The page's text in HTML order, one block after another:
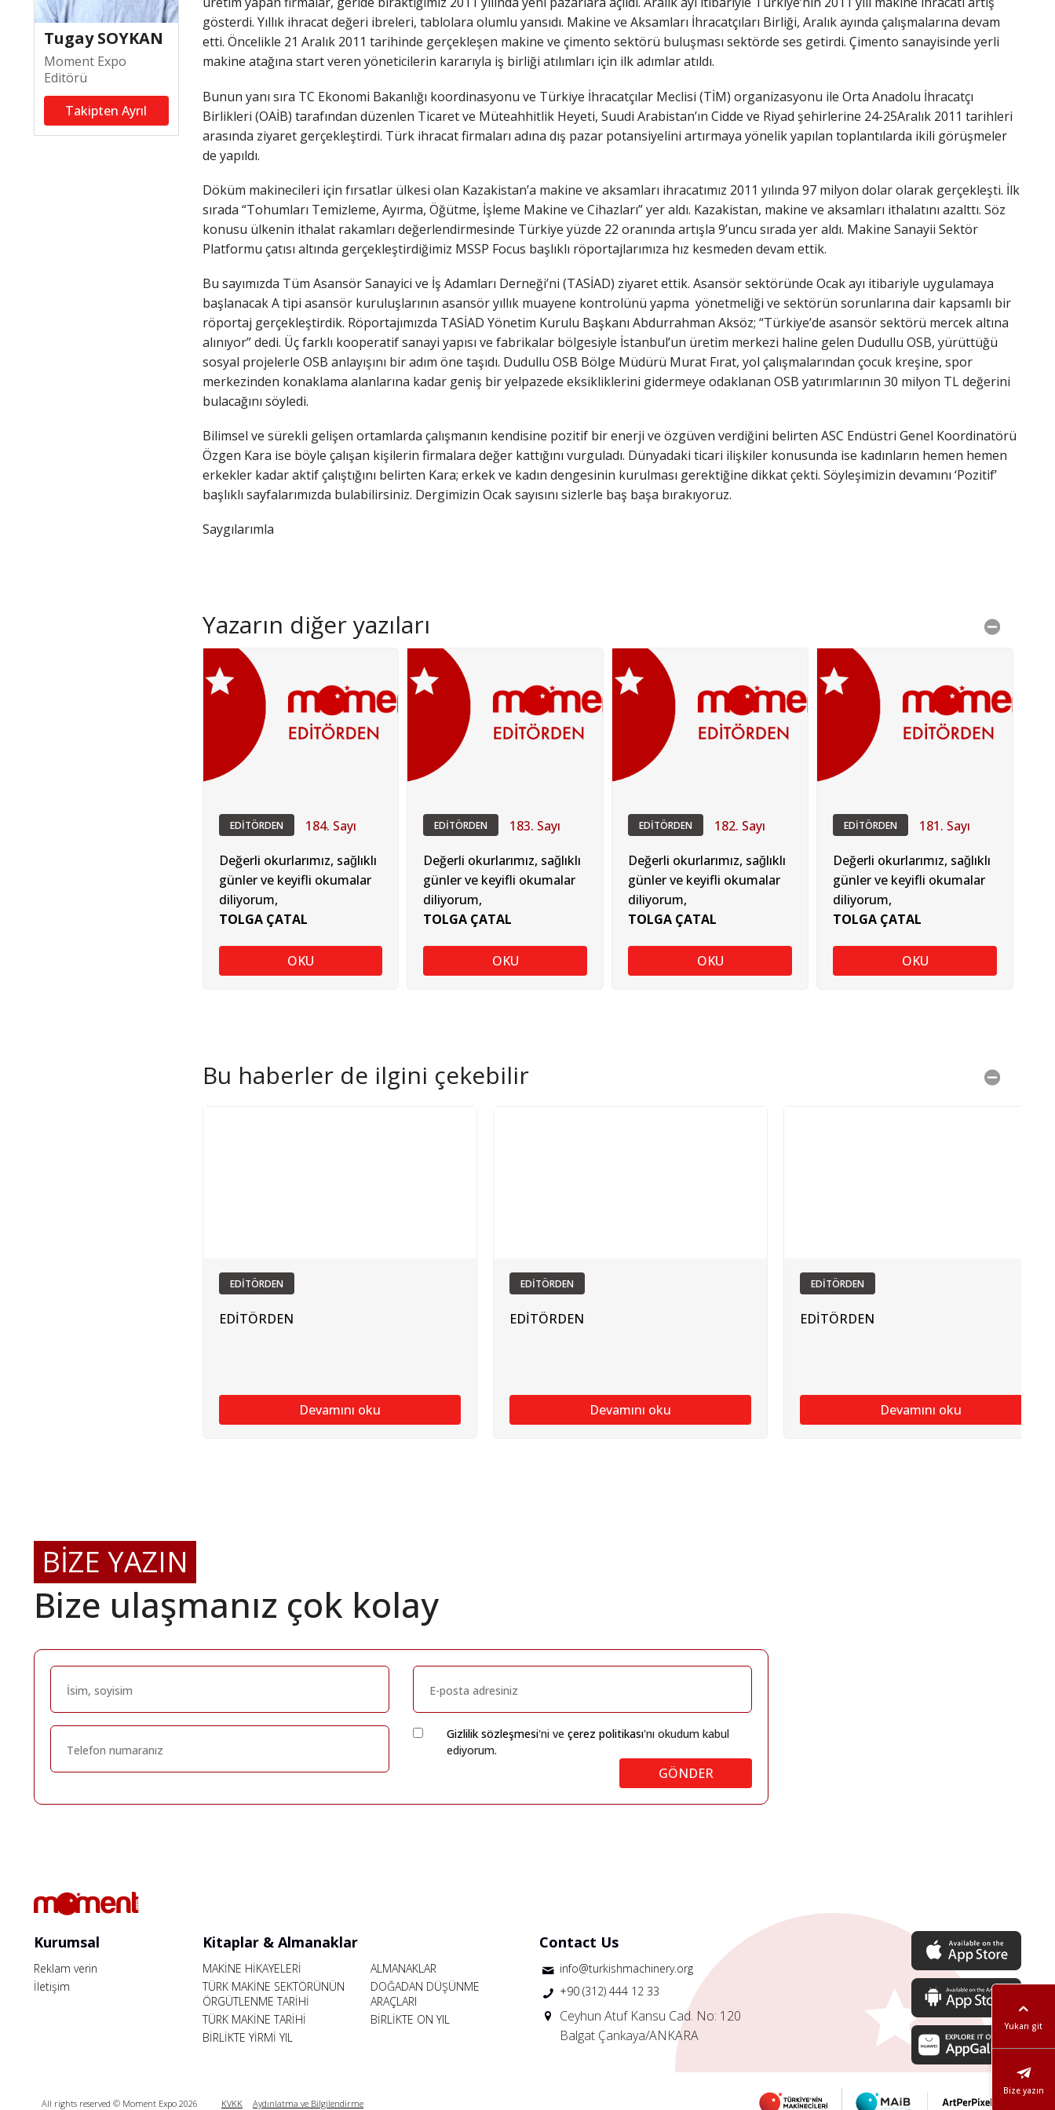
Tugay SOYKAN
Moment Expo
Editörü
Takipten Ayrıl
gösterdi. Yıllık ihracat değeri ibreleri, tablolara olumlu yansıdı. Makine ve Aksamları İhracatçıları Birliği, Aralık ayında çalışmalarına devam
etti. Öncelikle 21 Aralık 2011 tarihinde gerçekleşen makine ve çimento sektörü buluşması sektörde ses getirdi. Çimento sanayisinde yerli
makine atağına start veren yöneticilerin kararıyla iş birliği atılımları için ilk adımlar atıldı.
Bunun yanı sıra TC Ekonomi Bakanlığı koordinasyonu ve Türkiye İhracatçılar Meclisi (TİM) organizasyonu ile Orta Anadolu İhracatçı
Birlikleri (OAİB) tarafından düzenlen Ticaret ve Müteahhitlik Heyeti, Suudi Arabistan’ın Cidde ve Riyad şehirlerine 24-25Aralık 2011 tarihleri
arasında ziyaret gerçekleştirdi. Türk ihracat firmaları adına dış pazar potansiyelini artırmaya yönelik yapılan toplantılarda ikili görüşmeler
de yapıldı.
Döküm makinecileri için fırsatlar ülkesi olan Kazakistan’a makine ve aksamları ihracatımız 2011 yılında 97 milyon dolar olarak gerçekleşti. İlk
sırada “Tohumları Temizleme, Ayırma, Öğütme, İşleme Makine ve Cihazları” yer aldı. Kazakistan, makine ve aksamları ithalatını azalttı. Söz
konusu ülkenin ithalat rakamları değerlendirmesinde Türkiye yüzde 22 oranında artışla 9’uncu sırada yer aldı. Makine Sanayii Sektör
Platformu çatısı altında gerçekleştirdiğimiz MSSP Focus başlıklı röportajlarımıza hız kesmeden devam ettik.
Bu sayımızda Tüm Asansör Sanayici ve İş Adamları Derneği’ni (TASİAD) ziyaret ettik. Asansör sektöründe Ocak ayı itibariyle uygulamaya
başlanacak A tipi asansör kuruluşlarının asansör yıllık muayene kontrolünü yapma yönetmeliği ve sektörün sorunlarına dair kapsamlı bir
röportaj gerçekleştirdik. Röportajımızda TASİAD Yönetim Kurulu Başkanı Abdurrahman Aksöz; “Türkiye’de asansör sektörü mercek altına
alınıyor” dedi. Üç farklı kooperatif sanayi yapısı ve fabrikalar bölgesiyle İstanbul’un üretim merkezi haline gelen Dudullu OSB, yürüttüğü
sosyal projelerle OSB anlayışını bir adım öne taşıdı. Dudullu OSB Bölge Müdürü Murat Fırat, yol çalışmalarından çocuk kreşine, spor
merkezinden konaklama alanlarına kadar geniş bir yelpazede eksikliklerini gidermeye odaklanan OSB yatırımlarının 30 milyon TL değerini
bulacağını söyledi.
Bilimsel ve sürekli gelişen ortamlarda çalışmanın kendisine pozitif bir enerji ve özgüven verdiğini belirten ASC Endüstri Genel Koordinatörü
Özgen Kara ise böyle çalışan kişilerin firmalara değer kattığını vurguladı. Dünyadaki ticari ilişkiler konusunda ise kadınların hemen hemen
erkekler kadar aktif çalıştığını belirten Kara; erkek ve kadın dengesinin kurulması gerektiğine dikkat çekti. Söyleşimizin devamını ‘Pozitif’
başlıklı sayfalarımızda bulabilirsiniz. Dergimizin Ocak sayısını sizlerle baş başa bırakıyoruz.
Saygılarımla
Yazarın diğer yazıları
EDİTÖRDEN 184. Sayı
Değerli okurlarımız, sağlıklı
günler ve keyifli okumalar
diliyorum,
TOLGA ÇATAL
OKU
EDİTÖRDEN 183. Sayı
Değerli okurlarımız, sağlıklı
günler ve keyifli okumalar
diliyorum,
TOLGA ÇATAL
OKU
EDİTÖRDEN 182. Sayı
Değerli okurlarımız, sağlıklı
günler ve keyifli okumalar
diliyorum,
TOLGA ÇATAL
OKU
EDİTÖRDEN 181. Sayı
Değerli okurlarımız, sağlıklı
günler ve keyifli okumalar
diliyorum,
TOLGA ÇATAL
OKU
Bu haberler de ilgini çekebilir
EDİTÖRDEN
EDİTÖRDEN
Devamını oku
EDİTÖRDEN
EDİTÖRDEN
Devamını oku
EDİTÖRDEN
EDİTÖRDEN
Devamını oku
BİZE YAZIN
Bize ulaşmanız çok kolay
Gizlilik sözleşmesi'ni ve çerez politikası'nı okudum kabul
ediyorum.
GÖNDER
Yukarı git
Bize yazın
Kurumsal
Reklam verin
İletişim
Kitaplar & Almanaklar
MAKİNE HİKAYELERİ
ALMANAKLAR
TÜRK MAKİNE SEKTÖRÜNÜN
ÖRGÜTLENME TARİHİ
DOĞADAN DÜŞÜNME
ARAÇLARI
TÜRK MAKİNE TARİHİ
BİRLİKTE ON YIL
BİRLİKTE YİRMİ YIL
Contact Us
info@turkishmachinery.org
+90 (312) 444 12 33
Ceyhun Atuf Kansu Cad. No: 120
Balgat Çankaya/ANKARA
All rights reserved © Moment Expo 2026 KVKK Aydınlatma ve Bilgilendirme